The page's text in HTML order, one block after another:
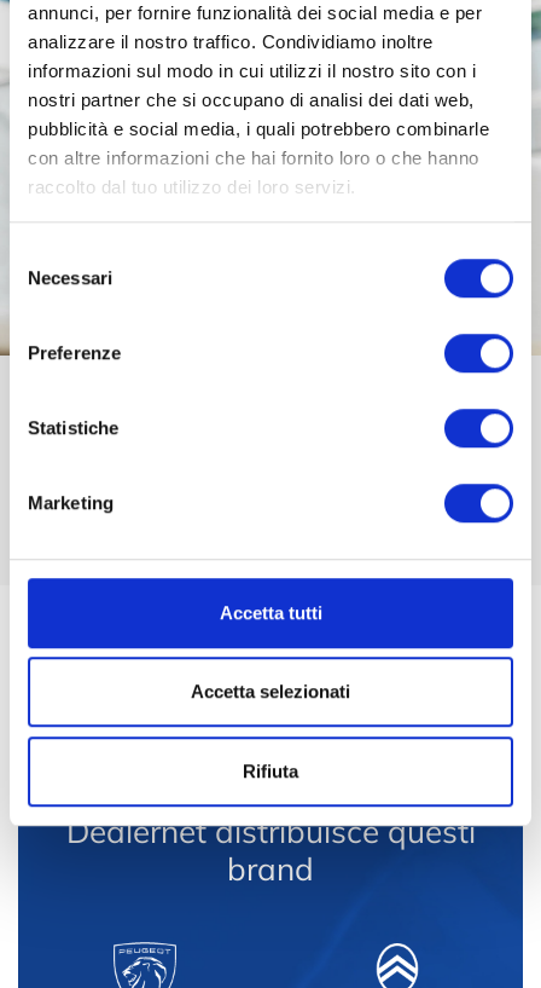
annunci, per fornire funzionalità dei social media e per
analizzare il nostro traffico. Condividiamo inoltre
informazioni sul modo in cui utilizzi il nostro sito con i
nostri partner che si occupano di analisi dei dati web,
pubblicità e social media, i quali potrebbero combinarle
con altre informazioni che hai fornito loro o che hanno
raccolto dal tuo utilizzo dei loro servizi.
delNecessari
Preferenze
Statistiche
Marketing
Accetta tutti
Accetta selezionati
Rifiuta
Dealernet distribuisce questi
brand